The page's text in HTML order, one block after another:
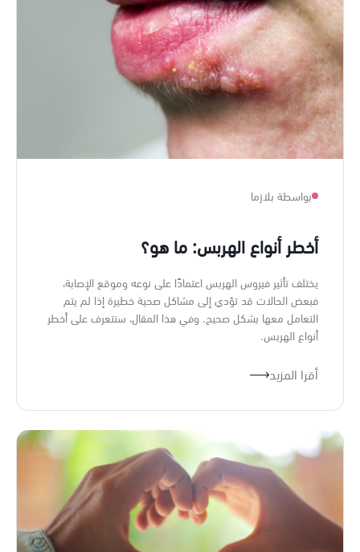
بواسطة بلازما
أخطر أنواع الهربس: ما هو؟
يختلف تأثير فيروس الهربس اعتمادًا على نوعه وموقع الإصابة،
فبعض الحالات قد تؤدي إلى مشاكل صحية خطيرة إذا لم يتم
التعامل معها بشكل صحيح. وفي هذا المقال، سنتعرف على أخطر
أنواع الهربس.
أقرا المزيد